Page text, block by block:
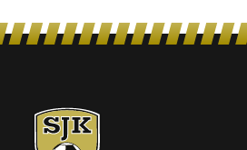
SJK-
juniorit